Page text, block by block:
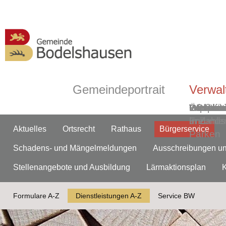
Gemeindeportrait
in Zahlen
ÖPNV
und
Parken
Ortsplan
Aktuelles Ortsrecht Rathaus Bürgerservice
Schadens- und Mängelmeldungen Ausschreibungen
Stellenangebote und Ausbildung Lärmaktionsplan
Formulare A-Z Dienstleistungen A-Z Service BW